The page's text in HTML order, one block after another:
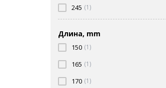
245 (1)
Длина, mm
150 (1)
165 (1)
170 (1)